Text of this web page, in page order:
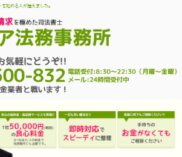
始める人が増えました。